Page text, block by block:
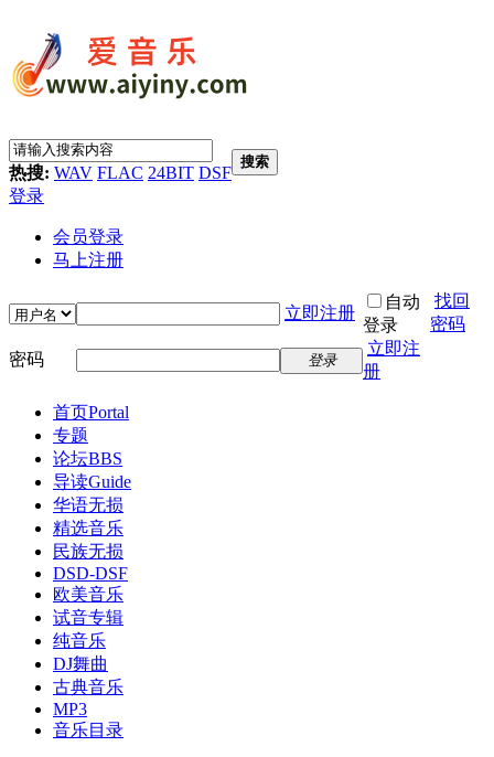
热搜: WAV FLAC 24BIT DSF
搜索
登录
会员登录
马上注册
立即注册
自动
登录
找回
密码
密码
登录
立即注
册
首页Portal
专题
论坛BBS
导读Guide
华语无损
精选音乐
民族无损
DSD-DSF
欧美音乐
试音专辑
纯音乐
DJ舞曲
古典音乐
MP3
音乐目录